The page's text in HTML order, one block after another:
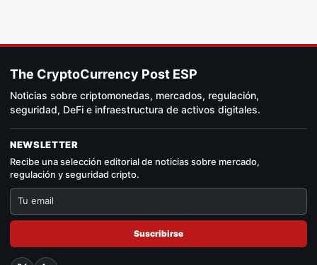
The CryptoCurrency Post ESP
Noticias sobre criptomonedas, mercados, regulación,
seguridad, DeFi e infraestructura de activos digitales.
NEWSLETTER
Recibe una selección editorial de noticias sobre mercado,
regulación y seguridad cripto.
Suscribirse